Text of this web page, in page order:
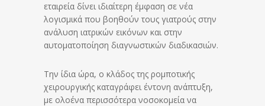
εταιρεία δίνει ιδιαίτερη έμφαση σε νέα
λογισμικά που βοηθούν τους γιατρούς στην
ανάλυση ιατρικών εικόνων και στην
αυτοματοποίηση διαγνωστικών διαδικασιών.
Την ίδια ώρα, ο κλάδος της ρομποτικής
χειρουργικής καταγράφει έντονη ανάπτυξη,
με ολοένα περισσότερα νοσοκομεία να